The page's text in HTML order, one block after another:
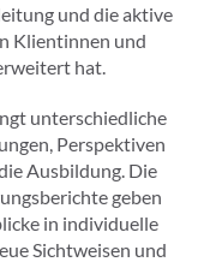
und die aktive
Klientinnen und
hat.
unterschiedliche
Perspektiven
Ausbildung. Die
geben
in individuelle
Sichtweisen und